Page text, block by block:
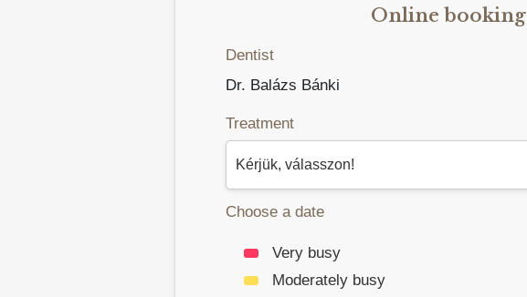
Online booking
Dentist
Dr. Balázs Bánki
Treatment
Choose a date
Very busy
Moderately busy